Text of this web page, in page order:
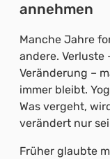
annehmen
Manche Jahre
andere. Verluste
Veränderung –
immer bleibt.
Was vergeht,
verändert nur
Früher glaubte